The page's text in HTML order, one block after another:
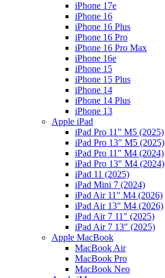
iPhone 17e
iPhone 16
iPhone 16 Plus
iPhone 16 Pro
iPhone 16 Pro Max
iPhone 16e
iPhone 15
iPhone 15 Plus
iPhone 14
iPhone 14 Plus
iPhone 13
Apple iPad
iPad Pro 11" M5 (2025)
iPad Pro 13" M5 (2025)
iPad Pro 11" M4 (2024)
iPad Pro 13" M4 (2024)
iPad 11 (2025)
iPad Mini 7 (2024)
iPad Air 11" M4 (2026)
iPad Air 13" M4 (2026)
iPad Air 7 11" (2025)
iPad Air 7 13" (2025)
Apple MacBook
MacBook Air
MacBook Pro
MacBook Neo